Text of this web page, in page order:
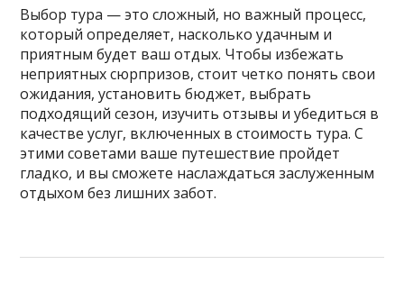
Выбор тура — это сложный, но важный процесс,
который определяет, насколько удачным и
приятным будет ваш отдых. Чтобы избежать
неприятных сюрпризов, стоит четко понять свои
ожидания, установить бюджет, выбрать
подходящий сезон, изучить отзывы и убедиться в
качестве услуг, включенных в стоимость тура. С
этими советами ваше путешествие пройдет
гладко, и вы сможете наслаждаться заслуженным
отдыхом без лишних забот.